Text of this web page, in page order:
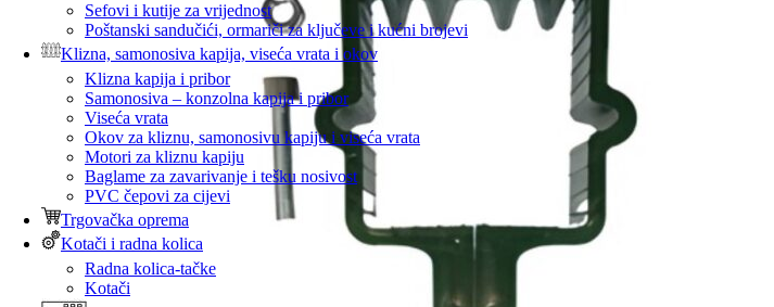
Sefovi i kutije za vrijednost
Poštanski sandučići, ormariči za ključeve i kućni brojevi
Klizna, samonosiva kapija, viseća vrata i okov
Klizna kapija i pribor
Samonosiva – konzolna kapija i pribor
Viseća vrata
Okov za kliznu, samonosivu kapiju i viseća vrata
Motori za kliznu kapiju
Baglame za zavarivanje i tešku nosivost
PVC čepovi za cijevi
Trgovačka oprema
Kotači i radna kolica
Radna kolica-tačke
Kotači